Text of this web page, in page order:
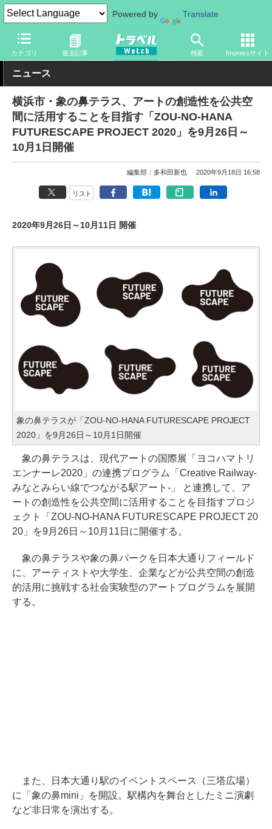
Powered by Translate
カテゴリ 過去記事 検索 Impressサイト
トラベル Watch 地域 国内旅行 関東
ニュース
横浜市・象の鼻テラス、アートの創造性を公共空
間に活用することを目指す「ZOU-NO-HANA
FUTURESCAPE PROJECT 2020」を9月26日～
10月1日開催
編集部：多和田新也 2020年9月18日 16:58
リスト
2020年9月26日～10月11日 開催
象の鼻テラスが「ZOU-NO-HANA FUTURESCAPE PROJECT
2020」を9月26日～10月1日開催
象の鼻テラスは、現代アートの国際展「ヨコハマトリ
エンナーレ2020」の連携プログラム「Creative Railway-
みなとみらい線でつながる駅アート-」 と連携して、ア
ートの創造性を公共空間に活用することを目指すプロジ
ェクト「ZOU-NO-HANA FUTURESCAPE PROJECT 20
20」を9月26日～10月11日に開催する。
象の鼻テラスや象の鼻パークを日本大通りフィールド
に、アーティストや大学生、企業などが公共空間の創造
的活用に挑戦する社会実験型のアートプログラムを展開
する。
また、日本大通り駅のイベントスペース（三塔広場）
に「象の鼻mini」を開設。駅構内を舞台としたミニ演劇
など非日常を演出する。